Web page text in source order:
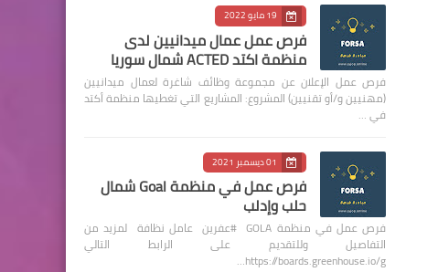
19 مايو 2022
فرص عمل عمال ميدانيين لدى
منظمة اكتد ACTED شمال سوريا
فرص عمل الإعلان عن مجموعة وظائف شاغرة لعمال ميدانيين
(مهنيين و/أو تقنيين) المشروع: المشاريع التي تغطيها منظمة أكتد
في …
01 ديسمبر 2021
فرص عمل في منظمة Goal شمال
حلب وإدلب
فرص عمل في منظمة GOLA #عفرين عامل نظافة لمزيد من
التفاصيل وللتقديم على الرابط التالي
https://boards.greenhouse.io/g…